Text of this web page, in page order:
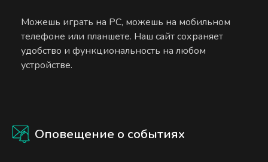
Можешь играть на PC, можешь на мобильном
телефоне или планшете. Наш сайт сохраняет
удобство и функциональность на любом
устройстве.
Оповещение о событиях